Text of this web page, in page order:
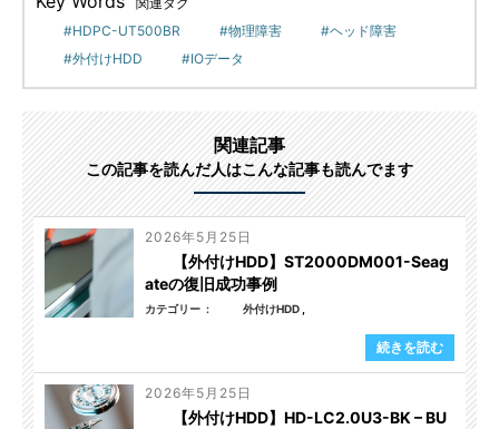
HDPC-UT500BR
物理障害
ヘッド障害
外付けHDD
IOデータ
関連記事
この記事を読んだ人はこんな記事も読んでます
2026年5月25日
【外付けHDD】ST2000DM001-Seag
ateの復旧成功事例
カテゴリー 外付けHDD
続きを読む
2026年5月25日
【外付けHDD】HD-LC2.0U3-BK – BU